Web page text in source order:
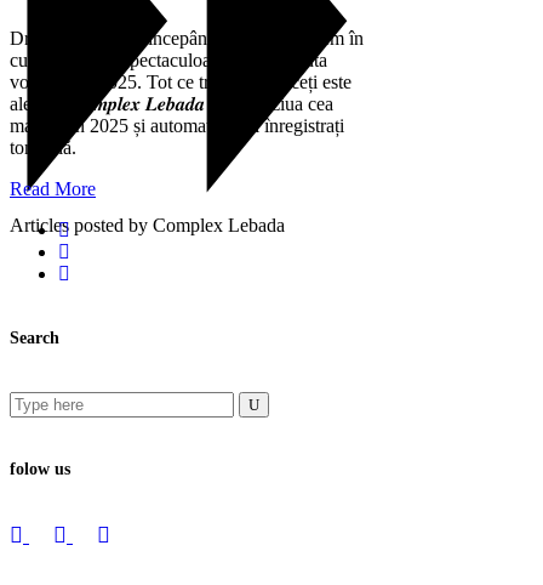
Articles posted by Complex Lebada
Dragi viitori miri, începând de astăzi punem în
cursă 3 premii spectaculoase pentru nunta
voastră din 2025. Tot ce trebuie să faceți este
alege-ți 𝑪𝒐𝒎𝒑𝒍𝒆𝒙 𝑳𝒆𝒃𝒂𝒅𝒂 pentru “ziua cea
mare” din 2025 și automat veți fi înregistrați
tombolă.
Read More
Search
Search
for:
folow us